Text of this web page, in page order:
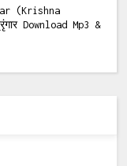
(Krishna
Download Mp3 &